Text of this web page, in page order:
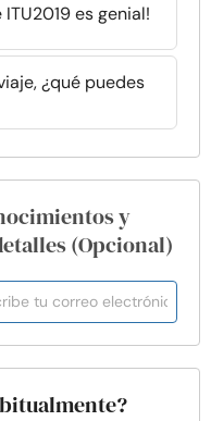
es genial!
¿qué puedes
y
(Opcional)